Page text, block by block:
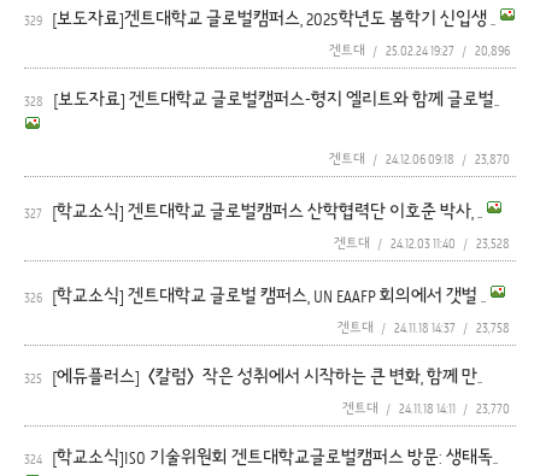
329 [보도자료]겐트대학교 글로벌캠퍼스, 2025학년도 봄학기 신입생 ..
겐트대 / 25.02.24 19:27 / 20,896
328 [보도자료] 겐트대학교 글로벌캠퍼스-형지 엘리트와 함께 글로벌..
겐트대 / 24.12.06 09:18 / 23,870
327 [학교소식] 겐트대학교 글로벌캠퍼스 산학협력단 이호준 박사, ..
겐트대 / 24.12.03 11:40 / 23,528
326 [학교소식] 겐트대학교 글로벌 캠퍼스, UN EAAFP 회의에서 갯벌 ..
겐트대 / 24.11.18 14:37 / 23,758
325 [에듀플러스]〈칼럼〉작은 성취에서 시작하는 큰 변화, 함께 만..
겐트대 / 24.11.18 14:11 / 23,770
324 [학교소식]ISO 기술위원회 겐트대학교글로벌캠퍼스 방문: 생태독..